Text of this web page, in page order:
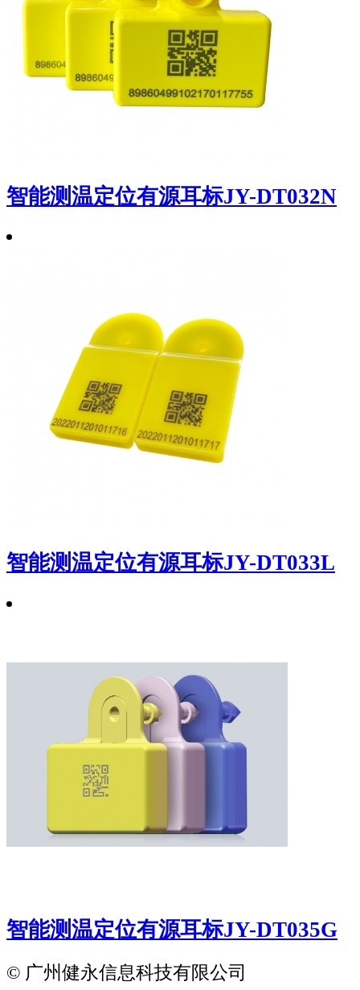
智能测温定位有源耳标JY-DT032N
智能测温定位有源耳标JY-DT033L
智能测温定位有源耳标JY-DT035G
© 广州健永信息科技有限公司